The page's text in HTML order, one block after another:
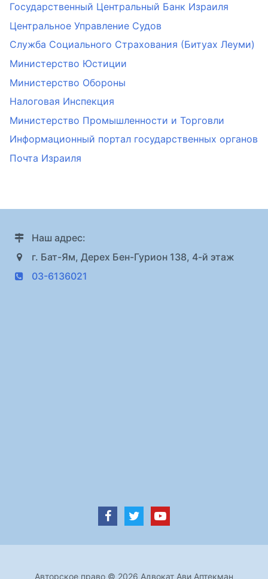
Государственный Центральный Банк Израиля
Центральное Управление Судов
Служба Социального Страхования (Битуах Леуми)
Министерство Юстиции
Министерство Обороны
Налоговая Инспекция
Министерство Промышленности и Торговли
Информационный портал государственных органов
Почта Израиля
Наш адрес:
г. Бат-Ям, Дерех Бен-Гурион 138, 4-й этаж
03-6136021
Авторское право © 2026 Адвокат Ави Аптекман